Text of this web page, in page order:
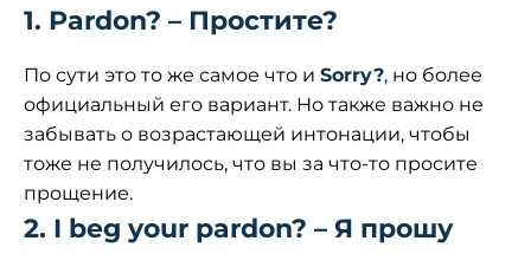
1. Pardon? – Простите?
По сути это то же самое что и Sorry?, но более
официальный его вариант. Но также важно не
забывать о возрастающей интонации, чтобы
тоже не получилось, что вы за что-то просите
прощение.
2. I beg your pardon? – Я прошу